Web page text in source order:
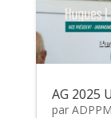
AG 2025
par ADPPM